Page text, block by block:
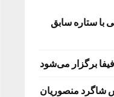
با ستاره سابق
برگزار می‌شود
شاگرد منصوریان